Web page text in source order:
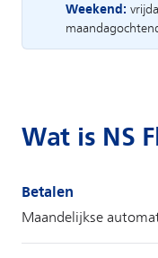
Weekend:
Wat is NS
Betalen
Maandelijkse